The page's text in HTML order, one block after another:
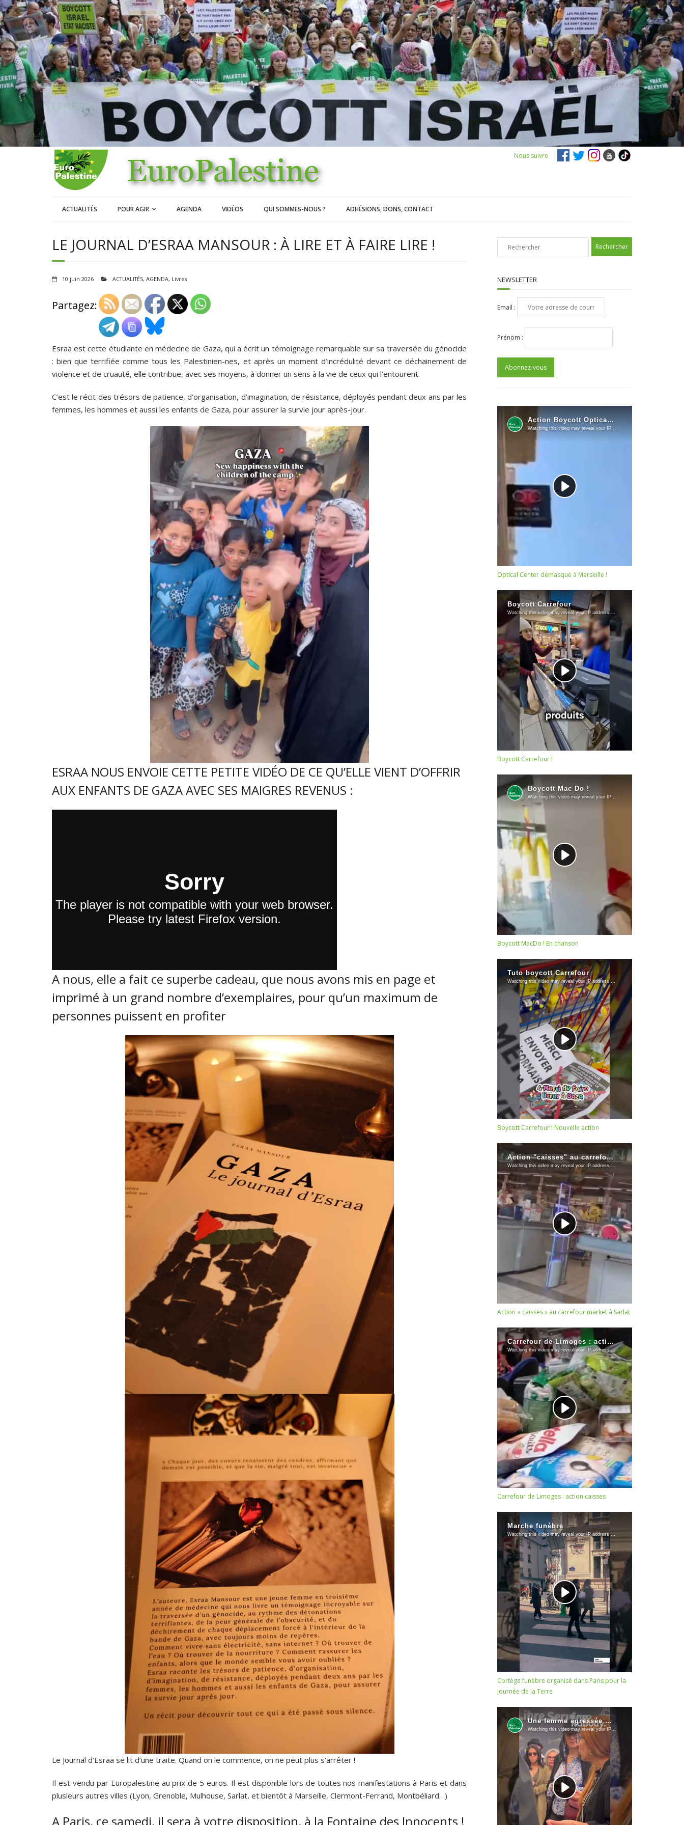
Nous suivre
ACTUALITÉS POUR AGIR AGENDA VIDÉOS QUI SOMMES-NOUS ? ADHÉSIONS, DONS, CONTACT
LE JOURNAL D’ESRAA MANSOUR : À LIRE ET À FAIRE LIRE !
10 juin 2026 ACTUALITÉS, AGENDA, Livres
Partagez:
Esraa est cette étudiante en médecine de Gaza, qui a écrit un témoignage remarquable sur sa traversée du génocide
: bien que terrifiée comme tous les Palestinien-nes, et après un moment d’incrédulité devant ce déchainement de
violence et de cruauté, elle contribue, avec ses moyens, à donner un sens à la vie de ceux qui l’entourent.
C’est le récit des trésors de patience, d’organisation, d’imagination, de résistance, déployés pendant deux ans par les
femmes, les hommes et aussi les enfants de Gaza, pour assurer la survie jour après-jour.
ESRAA NOUS ENVOIE CETTE PETITE VIDÉO DE CE QU’ELLE VIENT D’OFFRIR
AUX ENFANTS DE GAZA AVEC SES MAIGRES REVENUS :
A nous, elle a fait ce superbe cadeau, que nous avons mis en page et
imprimé à un grand nombre d’exemplaires, pour qu’un maximum de
personnes puissent en profiter
Le Journal d’Esraa se lit d’une traite. Quand on le commence, on ne peut plus s’arrêter !
Il est vendu par Europalestine au prix de 5 euros. Il est disponible lors de toutes nos manifestations à Paris et dans
plusieurs autres villes (Lyon, Grenoble, Mulhouse, Sarlat, et bientôt à Marseille, Clermont-Ferrand, Montbéliard…)
A Paris, ce samedi, il sera à votre disposition, à la Fontaine des Innocents !
NEWSLETTER
Email :
Prénom :
Optical Center démasqué à Marseille !
Boycott Carrefour !
Boycott MacDo ! En chanson
Boycott Carrefour ! Nouvelle action
Action « caisses » au carrefour market à Sarlat
Carrefour de Limoges : action caisses
Cortège funèbre organisé dans Paris pour la
Journée de la Terre